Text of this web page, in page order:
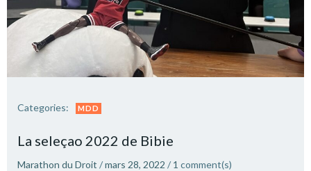
Categories: MDD
La seleçao 2022 de Bibie
Marathon du Droit /mars 28, 2022 / 1 comment(s)